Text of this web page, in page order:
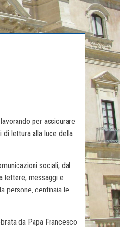
per assicurare
di lettura alla luce della
sociali, dal
lettere, messaggi e
persone, centinaia le
da Papa Francesco